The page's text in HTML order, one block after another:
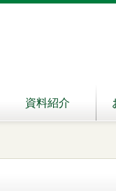
資料紹介